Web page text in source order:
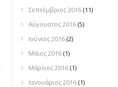
Σεπτέμβριος 2016(11)
Αύγουστος 2016(5)
Ιούνιος 2016(2)
Μάιος 2016(1)
Μάρτιος 2016(1)
Ιανουάριος 2016(1)